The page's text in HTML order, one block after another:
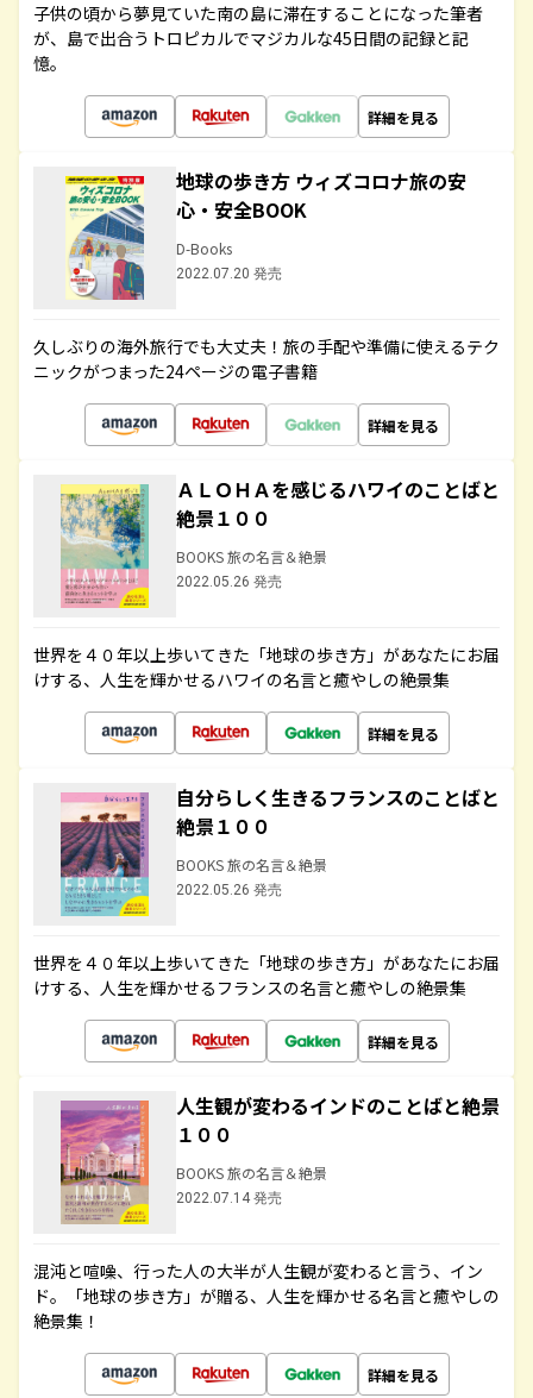
子供の頃から夢見ていた南の島に滞在することになった筆者
が、島で出合うトロピカルでマジカルな45日間の記録と記
憶。
詳細を見る
地球の歩き方 ウィズコロナ旅の安
心・安全BOOK
D-Books
2022.07.20 発売
久しぶりの海外旅行でも大丈夫！旅の手配や準備に使えるテク
ニックがつまった24ページの電子書籍
詳細を見る
ＡＬＯＨＡを感じるハワイのことばと
絶景１００
BOOKS 旅の名言＆絶景
2022.05.26 発売
世界を４０年以上歩いてきた「地球の歩き方」があなたにお届
けする、人生を輝かせるハワイの名言と癒やしの絶景集
詳細を見る
自分らしく生きるフランスのことばと
絶景１００
BOOKS 旅の名言＆絶景
2022.05.26 発売
世界を４０年以上歩いてきた「地球の歩き方」があなたにお届
けする、人生を輝かせるフランスの名言と癒やしの絶景集
詳細を見る
人生観が変わるインドのことばと絶景
１００
BOOKS 旅の名言＆絶景
2022.07.14 発売
混沌と喧噪、行った人の大半が人生観が変わると言う、イン
ド。「地球の歩き方」が贈る、人生を輝かせる名言と癒やしの
絶景集！
詳細を見る